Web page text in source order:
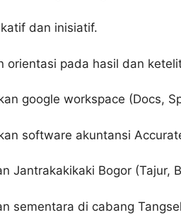
dan inisiatif.
orientasi pada hasil dan
google workspace (Docs,
software akuntansi
Jantrakakikaki Bogor (Tajur,
sementara di cabang